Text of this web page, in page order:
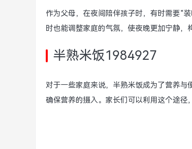
作为父母，在夜间陪伴孩子时，有时需要“
时也能调整家庭的气氛，使夜晚更加宁静，
半熟米饭1984927
对于一些家庭来说，半熟米饭成为了营养
确保营养的摄入。家长们可以利用这个途径